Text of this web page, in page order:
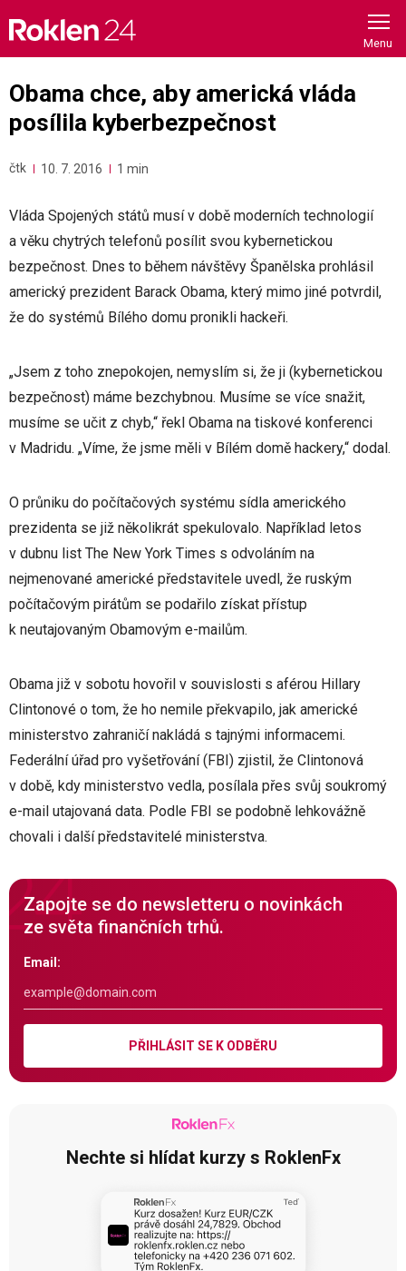
content
Obama chce, aby americká vláda
posílila kyberbezpečnost
čtk 10. 7. 2016 1 min
Vláda Spojených států musí v době moderních technologií
a věku chytrých telefonů posílit svou kybernetickou
bezpečnost. Dnes to během návštěvy Španělska prohlásil
americký prezident Barack Obama, který mimo jiné potvrdil,
že do systémů Bílého domu pronikli hackeři.
„Jsem z toho znepokojen, nemyslím si, že ji (kybernetickou
bezpečnost) máme bezchybnou. Musíme se více snažit,
musíme se učit z chyb,“ řekl Obama na tiskové konferenci
v Madridu. „Víme, že jsme měli v Bílém domě hackery,“ dodal.
O průniku do počítačových systému sídla amerického
prezidenta se již několikrát spekulovalo. Například letos
v dubnu list The New York Times s odvoláním na
nejmenované americké představitele uvedl, že ruským
počítačovým pirátům se podařilo získat přístup
k neutajovaným Obamovým e-mailům.
Obama již v sobotu hovořil v souvislosti s aférou Hillary
Clintonové o tom, že ho nemile překvapilo, jak americké
ministerstvo zahraničí nakládá s tajnými informacemi.
Federální úřad pro vyšetřování (FBI) zjistil, že Clintonová
v době, kdy ministerstvo vedla, posílala přes svůj soukromý
e-mail utajovaná data. Podle FBI se podobně lehkovážně
chovali i další představitelé ministerstva.
Zapojte se do newsletteru o novinkách
ze světa finančních trhů.
Email:
PŘIHLÁSIT SE K ODBĚRU
Nechte si hlídat kurzy s RoklenFx